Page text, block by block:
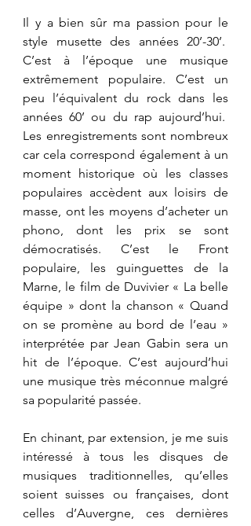
Il y a bien sûr ma passion pour le
style musette des années 20’-30’.
C’est à l’époque une musique
extrêmement populaire. C’est un
peu l’équivalent du rock dans les
années 60’ ou du rap aujourd’hui.
Les enregistrements sont nombreux
car cela correspond également à un
moment historique où les classes
populaires accèdent aux loisirs de
masse, ont les moyens d’acheter un
phono, dont les prix se sont
démocratisés. C’est le Front
populaire, les guinguettes de la
Marne, le film de Duvivier « La belle
équipe » dont la chanson « Quand
on se promène au bord de l’eau »
interprétée par Jean Gabin sera un
hit de l’époque. C’est aujourd’hui
une musique très méconnue malgré
sa popularité passée.
En chinant, par extension, je me suis
intéressé à tous les disques de
musiques traditionnelles, qu’elles
soient suisses ou françaises, dont
celles d’Auvergne, ces dernières